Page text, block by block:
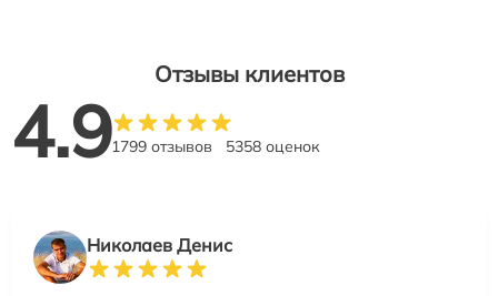
Отзывы клиентов
4.91799 отзывов 5358 оценок
Николаев Денис